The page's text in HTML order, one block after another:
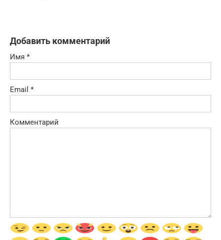
Добавить комментарий
Имя *
Email *
Комментарий